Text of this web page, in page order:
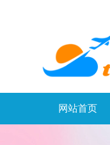
网站首页